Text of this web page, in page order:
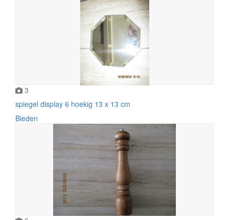
3
spiegel display 6 hoekig 13 x 13 cm
Bieden